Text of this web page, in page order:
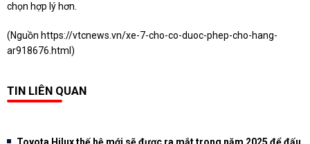
chọn hợp lý hơn.
(Nguồn https://vtcnews.vn/xe-7-cho-co-duoc-phep-cho-hang-
ar918676.html )
TIN LIÊN QUAN